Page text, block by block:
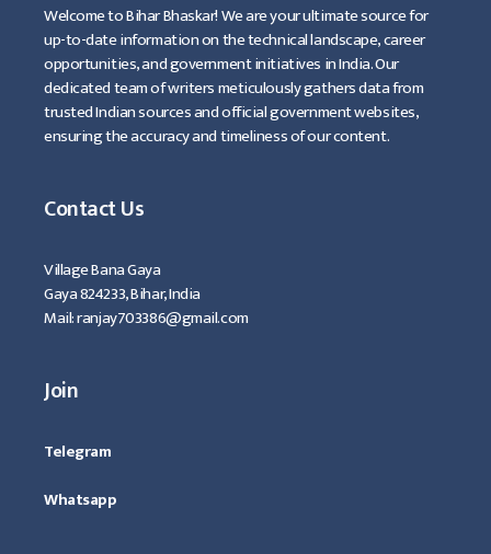
Welcome to Bihar Bhaskar! We are your ultimate source for
up-to-date information on the technical landscape, career
opportunities, and government initiatives in India. Our
dedicated team of writers meticulously gathers data from
trusted Indian sources and official government websites,
ensuring the accuracy and timeliness of our content.
Contact Us
Village Bana Gaya
Gaya 824233, Bihar, India
Mail: ranjay703386@gmail.com
Join
Telegram
Whatsapp